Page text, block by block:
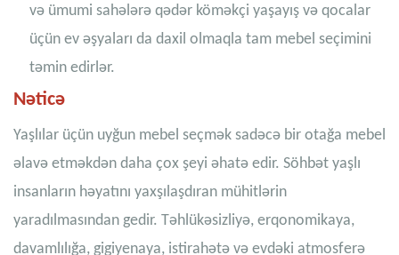
və ümumi sahələrə qədər köməkçi yaşayış və qocalar
üçün ev əşyaları da daxil olmaqla tam mebel seçimini
təmin edirlər.
Nəticə
Yaşlılar üçün uyğun mebel seçmək sadəcə bir otağa mebel
əlavə etməkdən daha çox şeyi əhatə edir. Söhbət yaşlı
insanların həyatını yaxşılaşdıran mühitlərin
yaradılmasından gedir. Təhlükəsizliyə, erqonomikaya,
davamlılığa, gigiyenaya, istirahətə və evdəki atmosferə